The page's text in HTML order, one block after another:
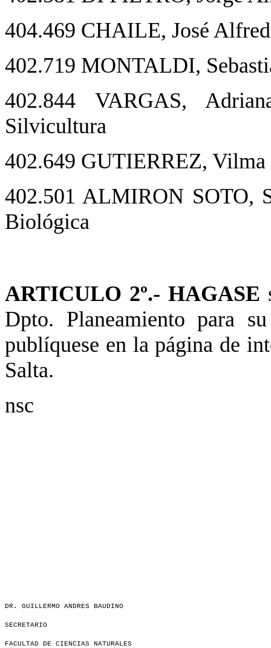
404.469 CHAILE, José
402.719 MONTALDI,
402.844 VARGAS,
Silvicultura
402.649 GUTIERREZ, Vilma
402.501 ALMIRON SOTO,
Biológica
ARTICULO 2º.- HAGASE
Dpto. Planeamiento para
publíquese en la página de
Salta.
nsc
DR. GUILLERMO ANDRES BAUDINO
SECRETARIO
FACULTAD DE CIENCIAS NATURALES